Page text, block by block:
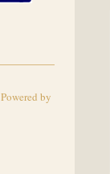
Powered by